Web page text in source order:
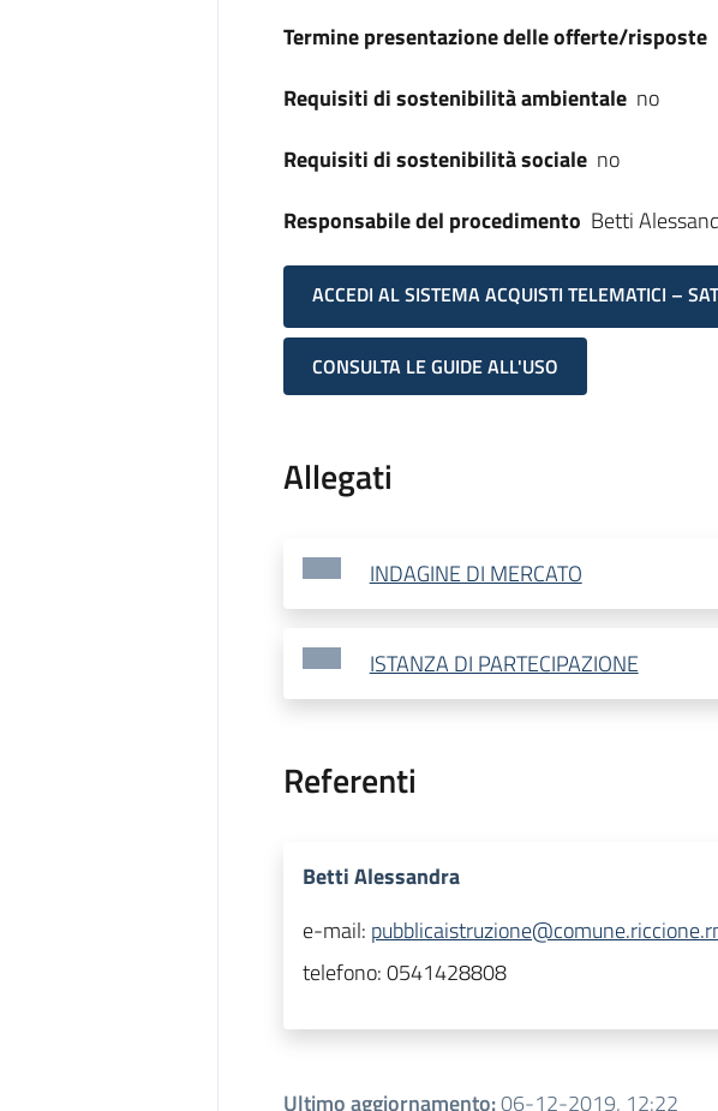
Termine presentazione delle offerte/risposte
Requisiti di sostenibilità ambientale no
Requisiti di sostenibilità sociale no
Responsabile del procedimento Betti
ACCEDI AL SISTEMA ACQUISTI TELEMATICI –
CONSULTA LE GUIDE ALL'USO
Allegati
INDAGINE DI MERCATO
ISTANZA DI PARTECIPAZIONE
Referenti
Betti Alessandra
e-mail:
telefono:0541428808
Ultimo aggiornamento:06-12-2019, 12:22